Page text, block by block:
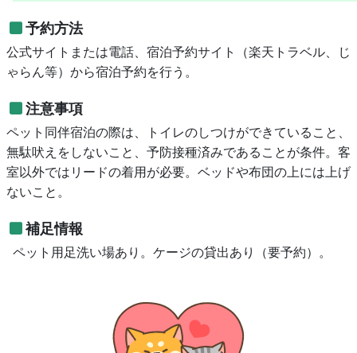
予約方法
公式サイトまたは電話、宿泊予約サイト（楽天トラベル、じ
ゃらん等）から宿泊予約を行う。
注意事項
ペット同伴宿泊の際は、トイレのしつけができていること、
無駄吠えをしないこと、予防接種済みであることが条件。客
室以外ではリードの着用が必要。ベッドや布団の上には上げ
ないこと。
補足情報
ペット用足洗い場あり。ケージの貸出あり（要予約）。